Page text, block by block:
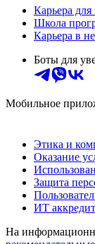
Карьера
Школа
Карьера в
Боты для
Мобильное
Этика и
Оказание
Защита
ИТ
На